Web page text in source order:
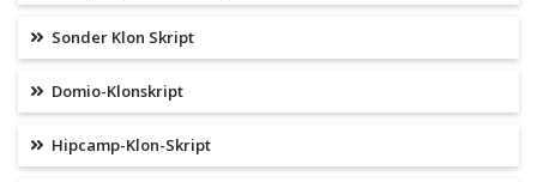
Sonder Klon Skript
Domio-Klonskript
Hipcamp-Klon-Skript